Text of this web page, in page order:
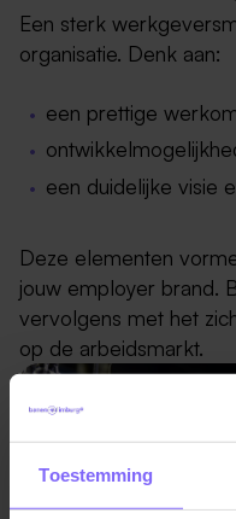
Toestemming
Een sterk
organisatie. Denk aan:
een prettige
een duidelijke visie
Deze elementen
jouw employer brand.
vervolgens met het
op de arbeidsmarkt.